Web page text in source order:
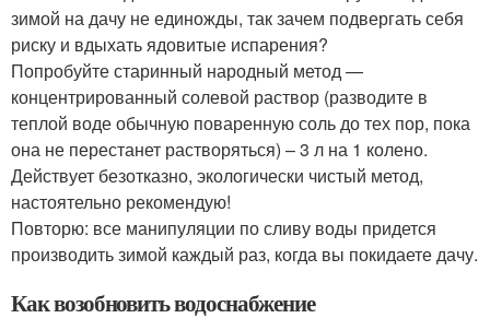
зимой на дачу не единожды, так зачем подвергать себя
риску и вдыхать ядовитые испарения?
Попробуйте старинный народный метод —
концентрированный солевой раствор (разводите в
теплой воде обычную поваренную соль до тех пор, пока
она не перестанет растворяться) – 3 л на 1 колено.
Действует безотказно, экологически чистый метод,
настоятельно рекомендую!
Повторю: все манипуляции по сливу воды придется
производить зимой каждый раз, когда вы покидаете дачу.
Как возобновить водоснабжение